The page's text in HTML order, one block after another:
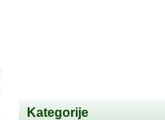
Kategorije